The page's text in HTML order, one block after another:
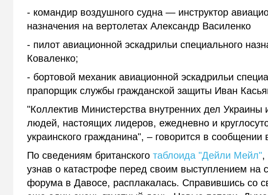
- командир воздушного судна — инструктор
назначения на вертолетах Александр Василенко
- пилот авиационной эскадрильи специального
Коваленко;
- бортовой механик авиационной эскадрильи
прапорщик службы гражданской защиты Иван
"Коллектив Министерства внутренних дел
людей, настоящих лидеров, ежедневно и
украинского гражданина", – говорится в сообщении
По сведениям британского таблоида "Дейли Мейл",
узнав о катастрофе перед своим выступлением на
форума в Давосе, расплакалась. Справившись со